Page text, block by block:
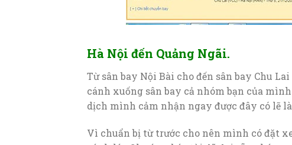
Hà Nội đến Quảng Ngãi.
Từ sân bay Nội Bài cho đến sân bay Chu
cánh xuống sân bay cả nhóm bạn của
dịch mình cảm nhận ngay được đây có lẽ
Vì chuẩn bị từ trước cho nên mình có đặt